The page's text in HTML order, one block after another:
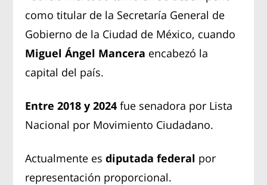
como titular de la Secretaría General de
Gobierno de la Ciudad de México, cuando
Miguel Ángel Mancera encabezó la
capital del país.
Entre 2018 y 2024fue senadora por Lista
Nacional por Movimiento Ciudadano.
Actualmente esdiputada federal por
representación proporcional.